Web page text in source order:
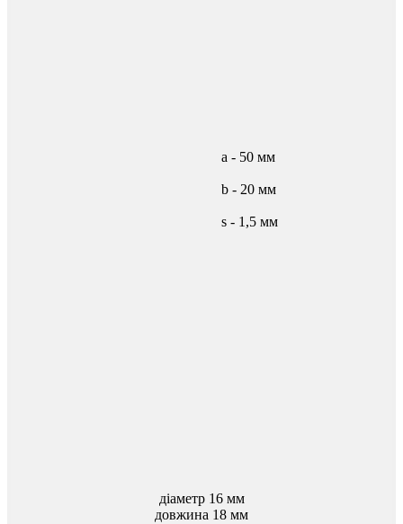
а - 50 мм
b - 20 мм
s - 1,5 мм
діаметр 16 мм
довжина 18 мм